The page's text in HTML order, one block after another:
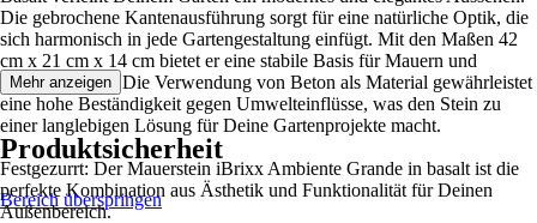
Die gebrochene Kantenausführung sorgt für eine natürliche Optik, die
sich harmonisch in jede Gartengestaltung einfügt. Mit den Maßen 42
cm x 21 cm x 14 cm bietet er eine stabile Basis für Mauern und
Abgrenzungen. Die Verwendung von Beton als Material gewährleistet
eine hohe Beständigkeit gegen Umwelteinflüsse, was den Stein zu
einer langlebigen Lösung für Deine Gartenprojekte macht.
Festgezurrt: Der Mauerstein iBrixx Ambiente Grande in basalt ist die
perfekte Kombination aus Ästhetik und Funktionalität für Deinen
Außenbereich.
Mehr anzeigen
Produktsicherheit
Bereich überspringen